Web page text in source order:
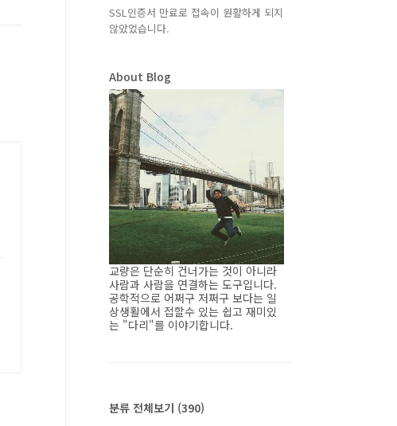
SSL인증서 만료로 접속이 원활하게 되지
않았었습니다.
About Blog
교량은 단순히 건너가는 것이 아니라
사람과 사람을 연결하는 도구입니다.
공학적으로 어쩌구 저쩌구 보다는 일
상생활에서 접할수 있는 쉽고 재미있
는 "다리"를 이야기합니다.
분류 전체보기 (390)